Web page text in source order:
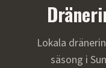
Lokala
säsong i